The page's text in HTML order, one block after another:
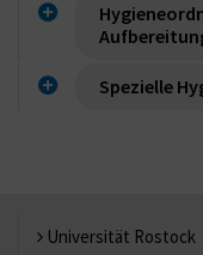
Spezielle
Universität Rostock